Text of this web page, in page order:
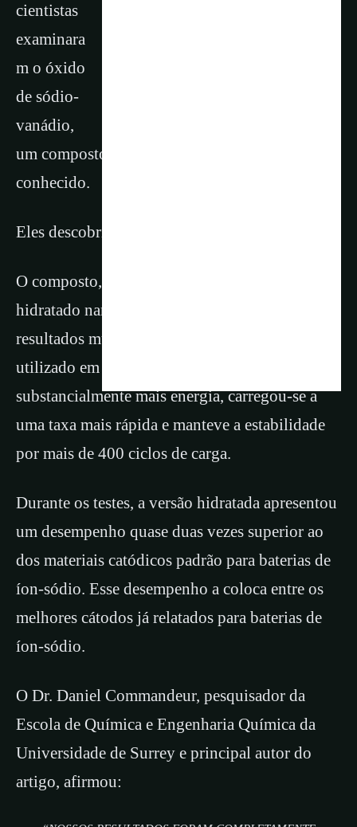
cientistas
examinara
m o óxido
de sódio-
vanádio,
um composto à base de sódio bastante
conhecido.
Eles descobriram que
O composto, denominado vanadato de sódio
hidratado nanoestruturado (NVOH), apresentou
resultados muito mais expressivos quando
utilizado em sua forma hidratada. Armazenou
substancialmente mais energia, carregou-se a
uma taxa mais rápida e manteve a estabilidade
por mais de 400 ciclos de carga.
Durante os testes, a versão hidratada apresentou
um desempenho quase duas vezes superior ao
dos materiais catódicos padrão para baterias de
íon-sódio. Esse desempenho a coloca entre os
melhores cátodos já relatados para baterias de
íon-sódio.
O Dr. Daniel Commandeur, pesquisador da
Escola de Química e Engenharia Química da
Universidade de Surrey e principal autor do
artigo, afirmou: